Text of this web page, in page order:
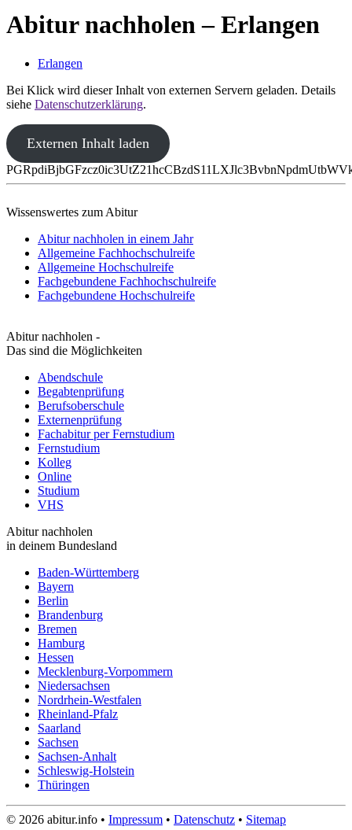
Abitur nachholen – Erlangen
Erlangen
Bei Klick wird dieser Inhalt von externen Servern geladen. Details
siehe Datenschutzerklärung.
Externen Inhalt laden
Wissenswertes zum Abitur
Abitur nachholen in einem Jahr
Allgemeine Fachhochschulreife
Allgemeine Hochschulreife
Fachgebundene Fachhochschulreife
Fachgebundene Hochschulreife
Abitur nachholen -
Das sind die Möglichkeiten
Abendschule
Begabtenprüfung
Berufsoberschule
Externenprüfung
Fachabitur per Fernstudium
Fernstudium
Kolleg
Online
Studium
VHS
Abitur nachholen
in deinem Bundesland
Baden-Württemberg
Bayern
Berlin
Brandenburg
Bremen
Hamburg
Hessen
Mecklenburg-Vorpommern
Niedersachsen
Nordrhein-Westfalen
Rheinland-Pfalz
Saarland
Sachsen
Sachsen-Anhalt
Schleswig-Holstein
Thüringen
© 2026 abitur.info • Impressum • Datenschutz • Sitemap